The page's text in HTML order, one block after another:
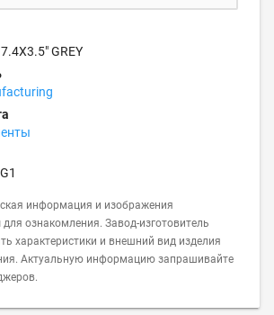
GREY
информация и изображения
ознакомления. Завод-изготовитель
характеристики и внешний вид изделия
Актуальную информацию запрашивайте